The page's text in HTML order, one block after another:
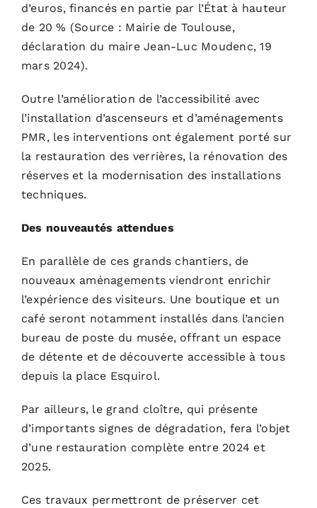
d’euros, financés en partie par l’État à hauteur
de 20 % (Source : Mairie de Toulouse,
déclaration du maire Jean-Luc Moudenc, 19
mars 2024).
Outre l’amélioration de l’accessibilité avec
l’installation d’ascenseurs et d’aménagements
PMR, les interventions ont également porté sur
la restauration des verrières, la rénovation des
réserves et la modernisation des installations
techniques.
Des nouveautés attendues
En parallèle de ces grands chantiers, de
nouveaux aménagements viendront enrichir
l’expérience des visiteurs. Une boutique et un
café seront notamment installés dans l’ancien
bureau de poste du musée, offrant un espace
de détente et de découverte accessible à tous
depuis la place Esquirol.
Par ailleurs, le grand cloître, qui présente
d’importants signes de dégradation, fera l’objet
d’une restauration complète entre 2024 et
2025.
Ces travaux permettront de préserver cet